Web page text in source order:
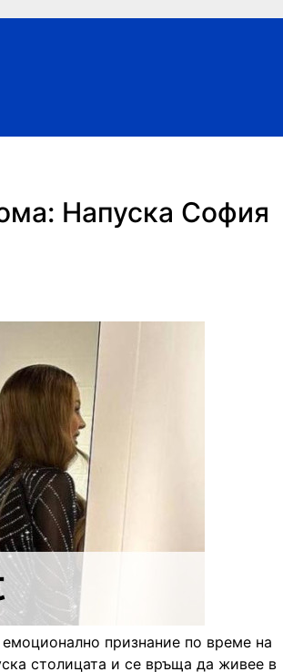
Напуска София
признание по време на
столицата и се връща да живее в